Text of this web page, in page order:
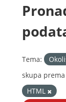
Tema:
skupa
HTML